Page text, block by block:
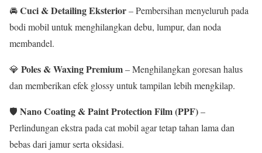
🚘Cuci & Detailing Eksterior– Pembersihan menyeluruh pada
bodi mobil untuk menghilangkan debu, lumpur, dan noda
membandel.
💎 Poles & Waxing Premium– Menghilangkan goresan halus
dan memberikan efek glossy untuk tampilan lebih mengkilap.
🛡 Nano Coating & Paint Protection Film (PPF)–
Perlindungan ekstra pada cat mobil agar tetap tahan lama dan
bebas dari jamur serta oksidasi.